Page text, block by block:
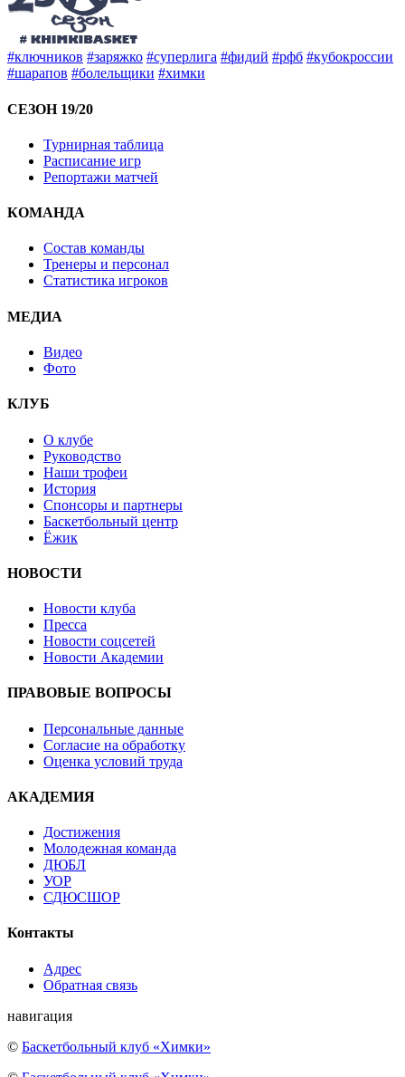
#ключников #заряжко #суперлига #фидий #рфб #кубокроссии
#шарапов #болельщики #химки
СЕЗОН 19/20
Турнирная таблица
Расписание игр
Репортажи матчей
КОМАНДА
Состав команды
Тренеры и персонал
Статистика игроков
МЕДИА
Видео
Фото
КЛУБ
О клубе
Руководство
Наши трофеи
История
Спонсоры и партнеры
Баскетбольный центр
Ёжик
НОВОСТИ
Новости клуба
Пресса
Новости соцсетей
Новости Академии
ПРАВОВЫЕ ВОПРОСЫ
Персональные данные
Согласие на обработку
Оценка условий труда
АКАДЕМИЯ
Достижения
Молодежная команда
ДЮБЛ
УОР
СДЮСШОР
Контакты
Адрес
Обратная связь
навигация
© Баскетбольный клуб «Химки»